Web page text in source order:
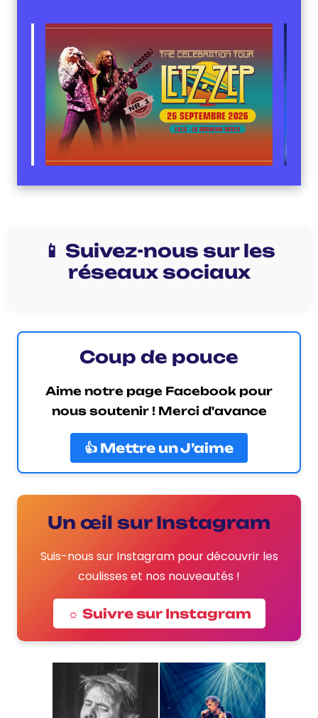
📱 Suivez-nous sur les
réseaux sociaux
Coup de pouce
Aime notre page Facebook pour
nous soutenir ! Merci d'avance
👍 Mettre un J’aime
Un œil sur Instagram
Suis-nous sur Instagram pour découvrir les
coulisses et nos nouveautés !
☼ Suivre sur Instagram